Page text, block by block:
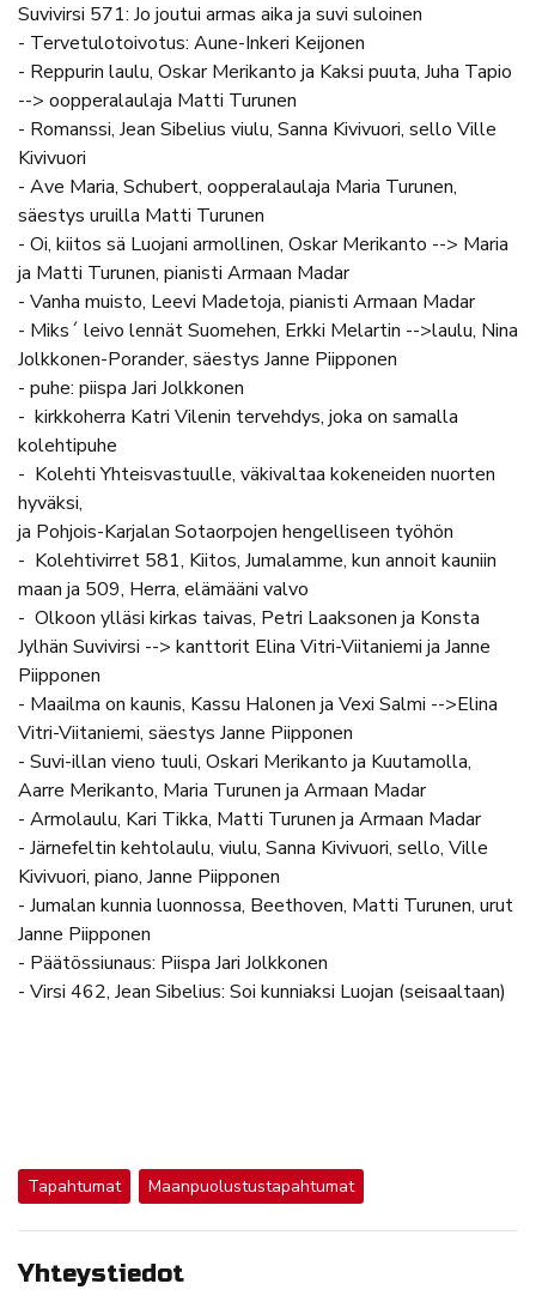
Suvivirsi 571: Jo joutui armas aika ja suvi suloinen
- Tervetulotoivotus: Aune-Inkeri Keijonen
- Reppurin laulu, Oskar Merikanto ja Kaksi puuta, Juha Tapio
--> oopperalaulaja Matti Turunen
- Romanssi, Jean Sibelius viulu, Sanna Kivivuori, sello Ville
Kivivuori
- Ave Maria, Schubert, oopperalaulaja Maria Turunen,
säestys uruilla Matti Turunen
- Oi, kiitos sä Luojani armollinen, Oskar Merikanto --> Maria
ja Matti Turunen, pianisti Armaan Madar
- Vanha muisto, Leevi Madetoja, pianisti Armaan Madar
- Miks´ leivo lennät Suomehen, Erkki Melartin -->laulu, Nina
Jolkkonen-Porander, säestys Janne Piipponen
- puhe: piispa Jari Jolkkonen
- kirkkoherra Katri Vilenin tervehdys, joka on samalla
kolehtipuhe
- Kolehti Yhteisvastuulle, väkivaltaa kokeneiden nuorten
hyväksi,
ja Pohjois-Karjalan Sotaorpojen hengelliseen työhön
- Kolehtivirret 581, Kiitos, Jumalamme, kun annoit kauniin
maan ja 509, Herra, elämääni valvo
- Olkoon ylläsi kirkas taivas, Petri Laaksonen ja Konsta
Jylhän Suvivirsi --> kanttorit Elina Vitri-Viitaniemi ja Janne
Piipponen
- Maailma on kaunis, Kassu Halonen ja Vexi Salmi -->Elina
Vitri-Viitaniemi, säestys Janne Piipponen
- Suvi-illan vieno tuuli, Oskari Merikanto ja Kuutamolla,
Aarre Merikanto, Maria Turunen ja Armaan Madar
- Armolaulu, Kari Tikka, Matti Turunen ja Armaan Madar
- Järnefeltin kehtolaulu, viulu, Sanna Kivivuori, sello, Ville
Kivivuori, piano, Janne Piipponen
- Jumalan kunnia luonnossa, Beethoven, Matti Turunen, urut
Janne Piipponen
- Päätössiunaus: Piispa Jari Jolkkonen
- Virsi 462, Jean Sibelius: Soi kunniaksi Luojan (seisaaltaan)
Tapahtumat Maanpuolustustapahtumat
Yhteystiedot